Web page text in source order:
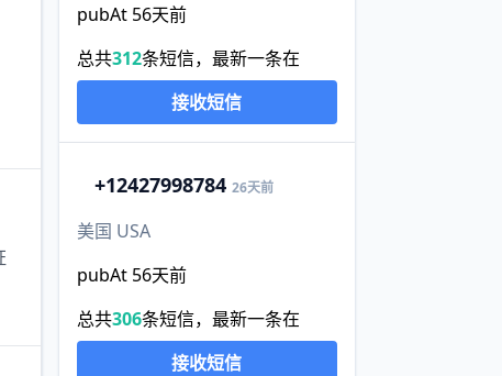
pubAt 56天前
总共312条短信，最新一条在
接收短信
+12427998784 26天前
美国 USA
pubAt 56天前
总共306条短信，最新一条在
接收短信